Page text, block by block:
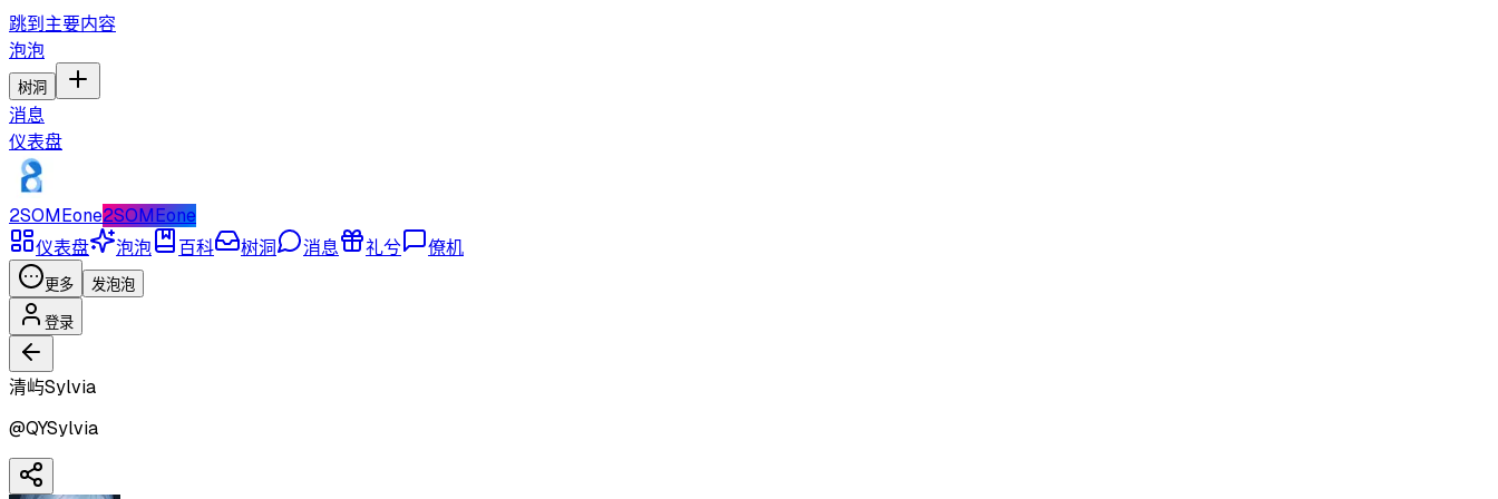
跳到主要内容
泡泡
树洞
消息
仪表盘
2SOMEone2SOMEone
仪表盘
泡泡 百科 树洞 消息 礼兮 僚机
更多 发泡泡
登录
清屿Sylvia
@QYSylvia